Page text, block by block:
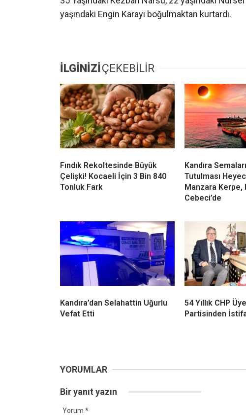
voleybol maçıyla dostluklar pekişti. Macar
arkadaşlarından ve yetkili kişilerden çok şey
Bu hafta 8 kişi
Hafta sonu Macar itfaiyecilerle birlikte görev
yaşındaki Ahmet Kemal Zorlu, 21 yaşındaki
35 Yaşındaki Kezban Narsu, 22 yaşındaki
yaşındaki Engin Karayı boğulmaktan kurtardı.
Fındık Rekoltesinde Büyük
Kandıra